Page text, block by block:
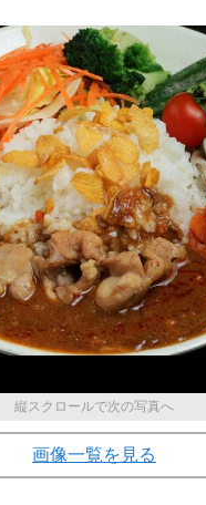
縦スクロールで次の写真へ
画像一覧を見る